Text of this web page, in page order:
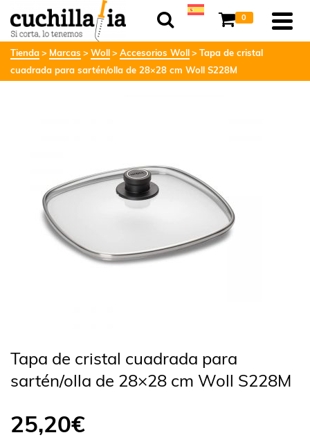
0
Tienda Marcas Woll Accesorios Woll
Tapa de cristal
cuadrada para sartén/olla de 28×28 cm Woll S228M
Tapa de cristal cuadrada para
sartén/olla de 28×28 cm Woll S228M
25,20€